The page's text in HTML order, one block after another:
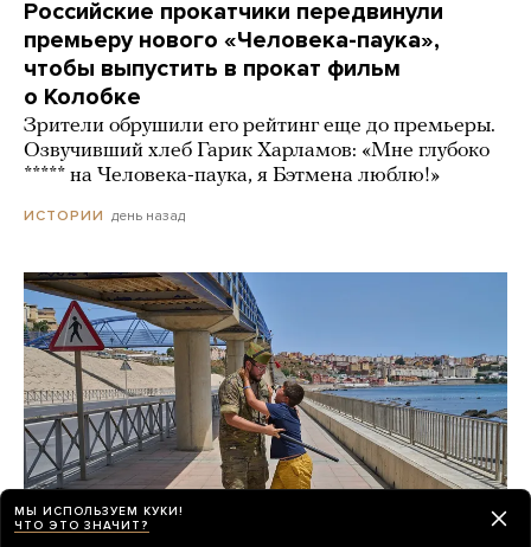
Российские прокатчики передвинули
премьеру нового «Человека-паука»,
чтобы выпустить в прокат фильм
о Колобке
Зрители обрушили его рейтинг еще до премьеры.
Озвучивший хлеб Гарик Харламов: «Мне глубоко
***** на Человека-паука, я Бэтмена люблю!»
ИСТОРИИ день назад
МЫ ИСПОЛЬЗУЕМ КУКИ!
ЧТО ЭТО ЗНАЧИТ?